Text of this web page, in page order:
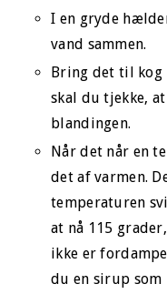
I en gryde
vand sammen.
Bring det til kog
skal du tjekke,
blandingen.
Når det når en
det af varmen.
temperaturen
at nå 115
ikke er
du en sirup som